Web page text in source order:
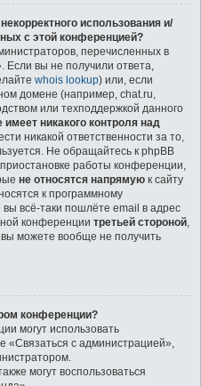
использования и/
с этой конференцией?
перечисленных в
Если вы не получили ответа,
whois lookup) или, если
домене (например, chat.ru,
или техподдержкой данного
имеет никакого контроля над
никакой ответственности за то,
Не обращайтесь к phpBB
работы конференции,
не относятся напрямую к сайту
к программному
всё-таки пошлёте email в адрес
конференции третьей стороной,
можете вообще не получить
конференции?
могут использовать
«Связаться с администрацией»,
могут воспользоваться